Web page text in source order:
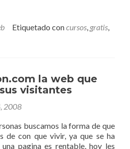
Etiquetado concursos, gratis,
la web que
visitantes
2008
buscamos la forma de que
de con que vivir, ya que se ha
pagina es rentable, hoy les